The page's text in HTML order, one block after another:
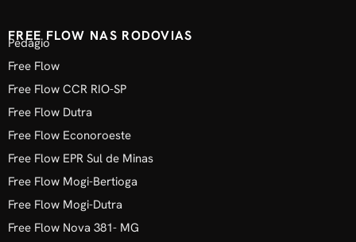
FREE FLOW NAS RODOVIAS
Pedágio
Free Flow
Free Flow CCR RIO-SP
Free Flow Dutra
Free Flow Econoroeste
Free Flow EPR Sul de Minas
Free Flow Mogi-Bertioga
Free Flow Mogi-Dutra
Free Flow Nova 381- MG